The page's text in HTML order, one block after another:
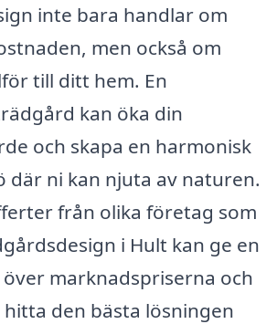
inte bara handlar om
men också om
till ditt hem. En
kan öka din
och skapa en harmonisk
där ni kan njuta av naturen.
från olika företag som
i Hult kan ge en
marknadspriserna och
den bästa lösningen